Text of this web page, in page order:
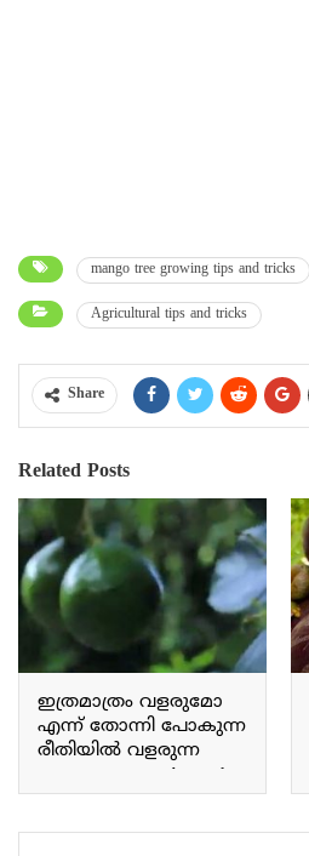
mango tree growing tips and tricks
Agricultural tips and tricks
Share
Related Posts
ഇത്രമാത്രം വളരുമോ
എന്ന് തോന്നി പോകുന്ന
രീതിയിൽ വളരുന്ന
അവക്കാഡോ Avocado
grows in a way that makes